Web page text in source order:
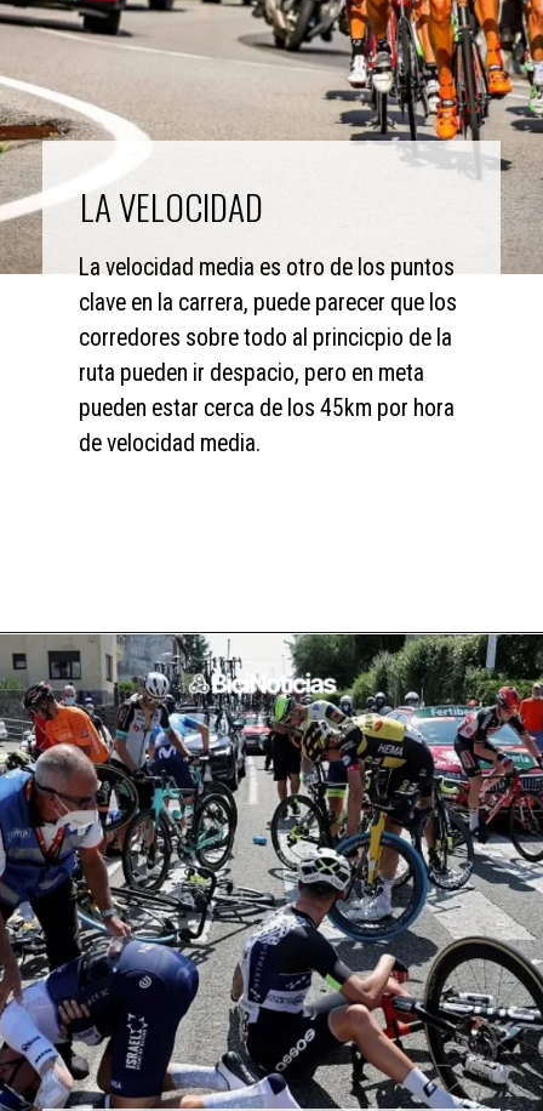
La velocidad media es otro de los puntos
clave en la carrera, puede parecer que los
corredores sobre todo al princicpio de la
ruta pueden ir despacio, pero en meta
pueden estar cerca de los 45km por hora
de velocidad media.
LA VELOCIDAD